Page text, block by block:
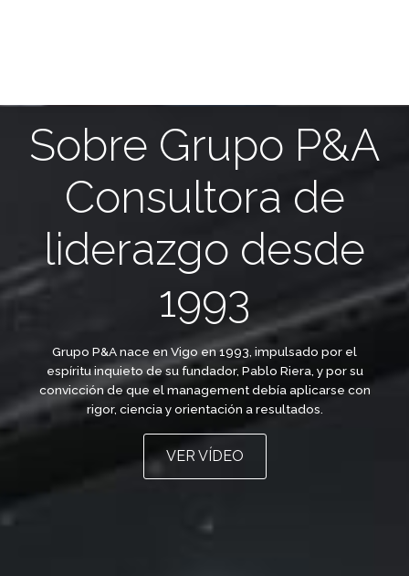
Sobre Grupo P&A
Consultora de
liderazgo desde
1993
Grupo P&A nace en Vigo en 1993, impulsado por el
espíritu inquieto de su fundador, Pablo Riera, y por su
convicción de que el management debía aplicarse con
rigor, ciencia y orientación a resultados.
VER VÍDEO